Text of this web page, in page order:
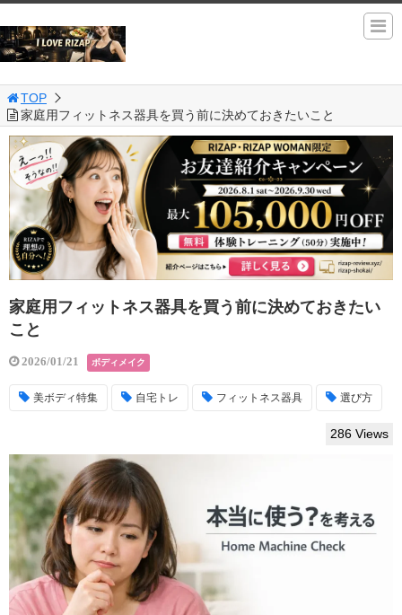
TOP
家庭用フィットネス器具を買う前に決めておきたいこと
家庭用フィットネス器具を買う前に決めておきたい
こと
2026/01/21 ボディメイク
美ボディ特集 自宅トレ フィットネス器具 選び方
286 Views